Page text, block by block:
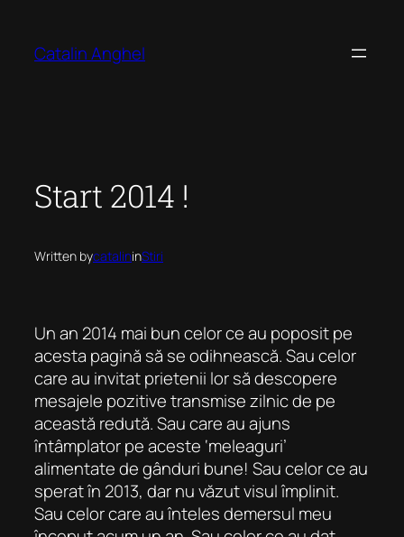
content
Catalin Anghel
Start 2014 !
Written bycatalininStiri
Un an 2014 mai bun celor ce au poposit pe
acesta pagină să se odihnească. Sau celor
care au invitat prietenii lor să descopere
mesajele pozitive transmise zilnic de pe
această redută. Sau care au ajuns
întâmplator pe aceste ‘meleaguri’
alimentate de gânduri bune! Sau celor ce au
sperat în 2013, dar nu văzut visul împlinit.
Sau celor care au înteles demersul meu